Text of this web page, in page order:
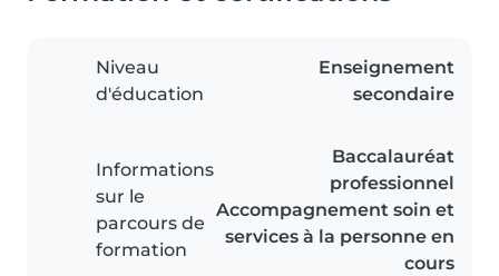
Niveau
d'éducation
Enseignement
secondaire
Informations
sur le
parcours de
formation
Baccalauréat
professionnel
Accompagnement soin et
services à la personne en
cours